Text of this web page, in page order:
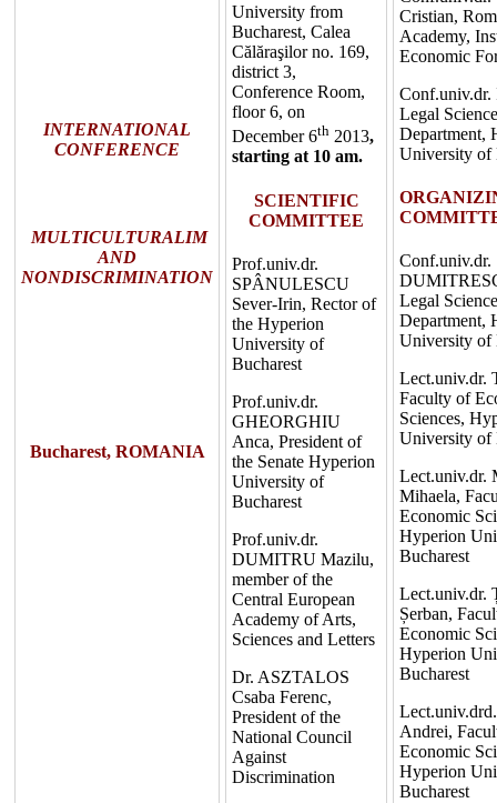
INTERNATIONAL
CONFERENCE
MULTICULTURALIM
AND
NONDISCRIMINATION
Bucharest, ROMANIA
University from
Bucharest, Calea
Călăraşilor no. 169,
district 3,
Conference Room,
floor 6, on
December 6th 2013,
starting at 10 am.
SCIENTIFIC
COMMITTEE
Prof.univ.dr.
SPÂNULESCU
Sever-Irin, Rector of
the Hyperion
University of
Bucharest
Prof.univ.dr.
GHEORGHIU
Anca, President of
the Senate Hyperion
University of
Bucharest
Prof.univ.dr.
DUMITRU Mazilu,
member of the
Central European
Academy of Arts,
Sciences and Letters
Dr. ASZTALOS
Csaba Ferenc,
President of the
National Council
Against
Discrimination
Cristian,
Academy,
Economic
Legal
Department,
University of
Conf.univ.dr.
Legal
Department,
University of
Lect.univ.dr.
Faculty of
Sciences,
University of
Lect.univ.dr.
Mihaela,
Economic
Hyperion
Bucharest
Șerban,
Economic
Hyperion
Bucharest
Andrei,
Economic
Hyperion
Bucharest